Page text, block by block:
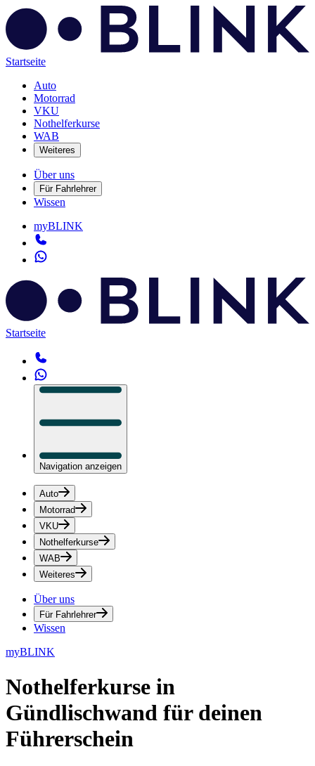
Startseite
Auto
Motorrad
VKU
Nothelferkurse
WAB
Weiteres
Über uns
Für Fahrlehrer
Wissen
myBLINK
Startseite
Navigation anzeigen
Auto
Motorrad
VKU
Nothelferkurse
WAB
Weiteres
Über uns
Für Fahrlehrer
Wissen
myBLINK
Nothelferkurse in
Gündlischwand für deinen
Führerschein